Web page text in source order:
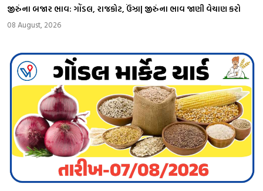
જીરુંના બજાર ભાવ: ગોંડલ, રાજકોટ, ઉંઝા| જીરુંના ભાવ જાણી વેચાણ કરો
08 August, 2026